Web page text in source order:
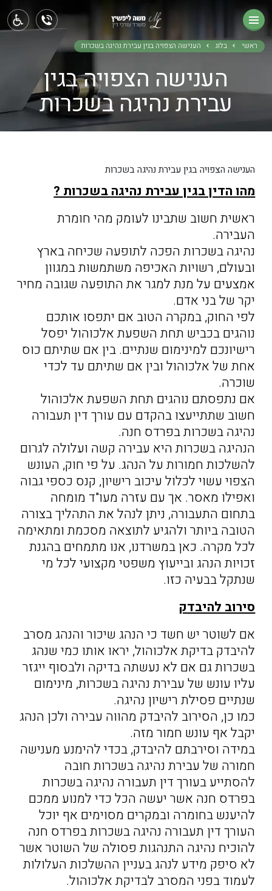
ראשי בלוג הענישה הצפויה בגין עבירת נהיגה בשכרות
הענישה הצפויה בגין
עבירת נהיגה בשכרות
הענישה הצפויה בגין עבירת נהיגה בשכרות
מהו הדין בגין עבירת נהיגה בשכרות ?
ראשית חשוב שתבינו לעומק מהי חומרת
העבירה.
נהיגה בשכרות הפכה לתופעה שכיחה בארץ
ובעולם, רשויות האכיפה משתמשות במגוון
אמצעים על מנת למגר את התופעה שגובה מחיר
יקר של בני אדם.
לפי החוק, במקרה הטוב אם יתפסו אותכם
נוהגים בכביש תחת השפעת אלכוהול יפסל
רישיונכם למינימום שנתיים. בין אם שתיתם כוס
אחת של אלכוהול ובין אם שתיתם עד לכדי
שוכרה.
אם נתפסתם נוהגים תחת השפעת אלכוהול
חשוב שתתייעצו בהקדם עם עורך דין תעבורה
נהיגה בשכרות בפרדס חנה.
הנהיגה בשכרות היא עבירה קשה ועלולה לגרום
להשלכות חמורות על הנהג. על פי חוק, העונש
הצפוי עשוי לכלול עיכוב רישיון, קנס כספי גבוה
ואפילו מאסר. אך עם עזרה מעו"ד מומחה
בתחום התעבורה, ניתן לנהל את התהליך בצורה
הטובה ביותר ולהגיע לתוצאה מסכמת ומתאימה
לכל מקרה. כאן במשרדנו, אנו מתמחים בהגנת
זכויות הנהג ובייעוץ משפטי מקצועי לכל מי
שנתקל בבעיה כזו.
סירוב להיבדק
אם לשוטר יש חשד כי הנהג שיכור והנהג מסרב
להיבדק בדיקת אלכוהול, יראו אותו כמי שנהג
בשכרות גם אם לא נעשתה בדיקה ולבסוף ייגזר
עליו עונש של עבירת נהיגה בשכרות, מינימום
שנתיים פסילת רישיון נהיגה.
כמו כן, הסירוב להיבדק מהווה עבירה ולכן הנהג
יקבל אף עונש חמור מזה.
במידה וסירבתם להיבדק, בכדי להימנע מענישה
חמורה של עבירת נהיגה בשכרות חובה
להסתייע בעורך דין תעבורה נהיגה בשכרות
בפרדס חנה אשר יעשה הכל כדי למנוע ממכם
להיענש בחומרה ובמקרים מסוימים אף יוכל
העורך דין תעבורה נהיגה בשכרות בפרדס חנה
להוכיח נהיגה התנהגות פסולה של השוטר אשר
לא סיפק מידע לנהג בעניין ההשלכות העלולות
לעמוד בפני המסרב לבדיקת אלכוהול.
ראשי
תחומי עיסוק
אודותינו
בלוג
צור קשר